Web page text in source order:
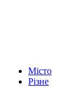
Місто
Різне